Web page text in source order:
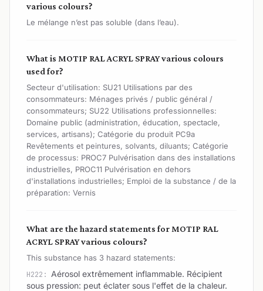
various colours?
Le mélange n’est pas soluble (dans l’eau).
What is MOTIP RAL ACRYL SPRAY various colours
used for?
Secteur d'utilisation: SU21 Utilisations par des
consommateurs: Ménages privés / public général /
consommateurs; SU22 Utilisations professionnelles:
Domaine public (administration, éducation, spectacle,
services, artisans); Catégorie du produit PC9a
Revêtements et peintures, solvants, diluants; Catégorie
de processus: PROC7 Pulvérisation dans des installations
industrielles, PROC11 Pulvérisation en dehors
d'installations industrielles; Emploi de la substance / de la
préparation: Vernis
What are the hazard statements for MOTIP RAL
ACRYL SPRAY various colours?
This substance has 3 hazard statements:
H222: Aérosol extrêmement inflammable. Récipient
sous pression: peut éclater sous l'effet de la chaleur.